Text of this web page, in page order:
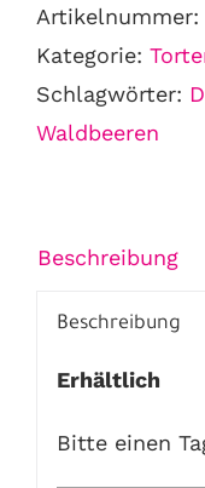
6
Personen
Menge
Artikelnummer:
Kategorie:
Schlagwörter:
Waldbeeren
Beschreibung
Beschreibung
Erhältlich
Bitte einen